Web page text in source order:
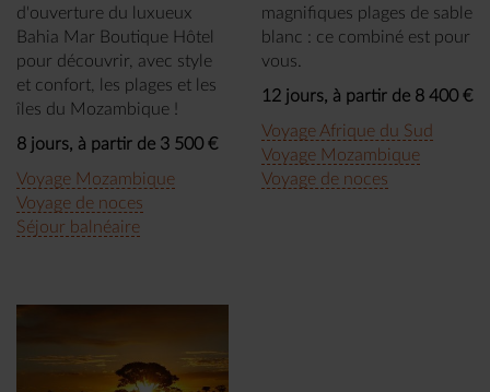
d'ouverture du luxueux
Bahia Mar Boutique Hôtel
pour découvrir, avec style
et confort, les plages et les
îles du Mozambique !
8 jours, à partir de 3 500 €
Voyage Mozambique
Voyage de noces
Séjour balnéaire
magnifiques plages de sable
blanc : ce combiné est pour
vous.
12 jours, à partir de 8 400 €
Voyage Afrique du Sud
Voyage Mozambique
Voyage de noces